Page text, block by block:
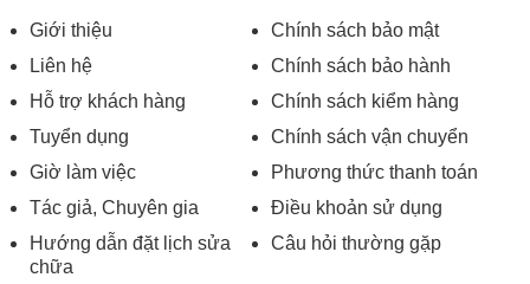
Giới thiệu
Liên hệ
Hỗ trợ khách hàng
Tuyển dụng
Giờ làm việc
Tác giả, Chuyên gia
Hướng dẫn đặt lịch sửa
chữa
Chính sách bảo mật
Chính sách bảo hành
Chính sách kiểm hàng
Chính sách vận chuyển
Phương thức thanh toán
Điều khoản sử dụng
Câu hỏi thường gặp